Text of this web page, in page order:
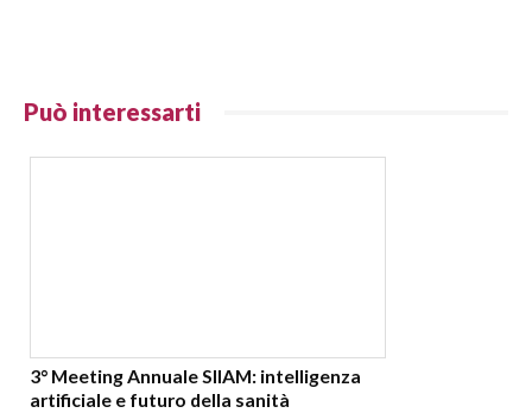
Può interessarti
3° Meeting Annuale SIIAM: intelligenza
artificiale e futuro della sanità